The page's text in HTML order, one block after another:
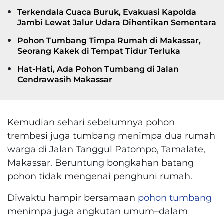
Terkendala Cuaca Buruk, Evakuasi Kapolda
Jambi Lewat Jalur Udara Dihentikan Sementara
Pohon Tumbang Timpa Rumah di Makassar,
Seorang Kakek di Tempat Tidur Terluka
Hat-Hati, Ada Pohon Tumbang di Jalan
Cendrawasih Makassar
Kemudian sehari sebelumnya pohon
trembesi juga tumbang menimpa dua rumah
warga di Jalan Tanggul Patompo, Tamalate,
Makassar. Beruntung bongkahan batang
pohon tidak mengenai penghuni rumah.
Diwaktu hampir bersamaan pohon tumbang
menimpa juga angkutan umum–dalam